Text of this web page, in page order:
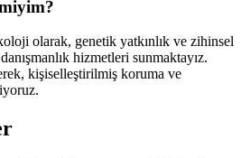
olarak, genetik yatkınlık ve zihinsel
hizmetleri sunmaktayız.
kişiselleştirilmiş koruma ve